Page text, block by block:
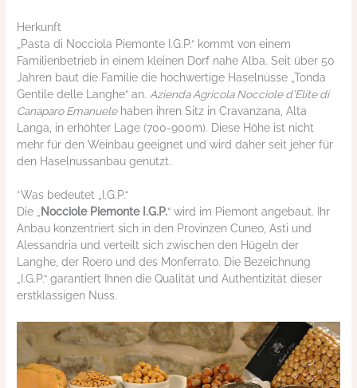
Herkunft
„Pasta di Nocciola Piemonte I.G.P.“ kommt von einem
Familienbetrieb in einem kleinen Dorf nahe Alba. Seit über 50
Jahren baut die Familie die hochwertige Haselnüsse „Tonda
Gentile delle Langhe“ an. Azienda Agricola Nocciole d’Elite di
Canaparo Emanuelehaben ihren Sitz in Cravanzana, Alta
Langa, in erhöhter Lage (700-900m). Diese Höhe ist nicht
mehr für den Weinbau geeignet und wird daher seit jeher für
den Haselnussanbau genutzt.
*Was bedeutet „I.G.P.“
Die „ Nocciole Piemonte I.G.P.“ wird im Piemont angebaut. Ihr
Anbau konzentriert sich in den Provinzen Cuneo, Asti und
Alessandria und verteilt sich zwischen den Hügeln der
Langhe, der Roero und des Monferrato. Die Bezeichnung
„I.G.P.“ garantiert Ihnen die Qualität und Authentizität dieser
erstklassigen Nuss.